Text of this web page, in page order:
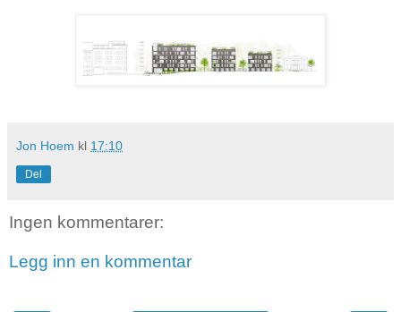
Jon Hoem kl 17:10
Del
Ingen kommentarer:
Legg inn en kommentar